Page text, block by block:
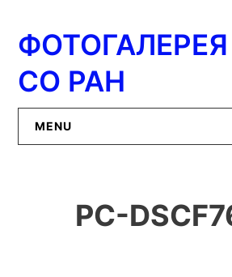
содержимому
СО РАН
MENU
ИЦиГ СО РАН
PC-